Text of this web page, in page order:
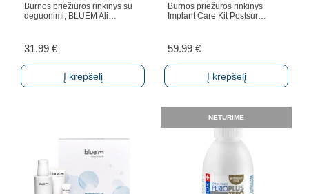
Burnos priežiūros rinkinys su
deguonimi, BLUEM Ali…
31.99 €
Į krepšelį
Burnos priežūros rinkinys
Implant Care Kit Postsur…
59.99 €
Į krepšelį
NETURIME